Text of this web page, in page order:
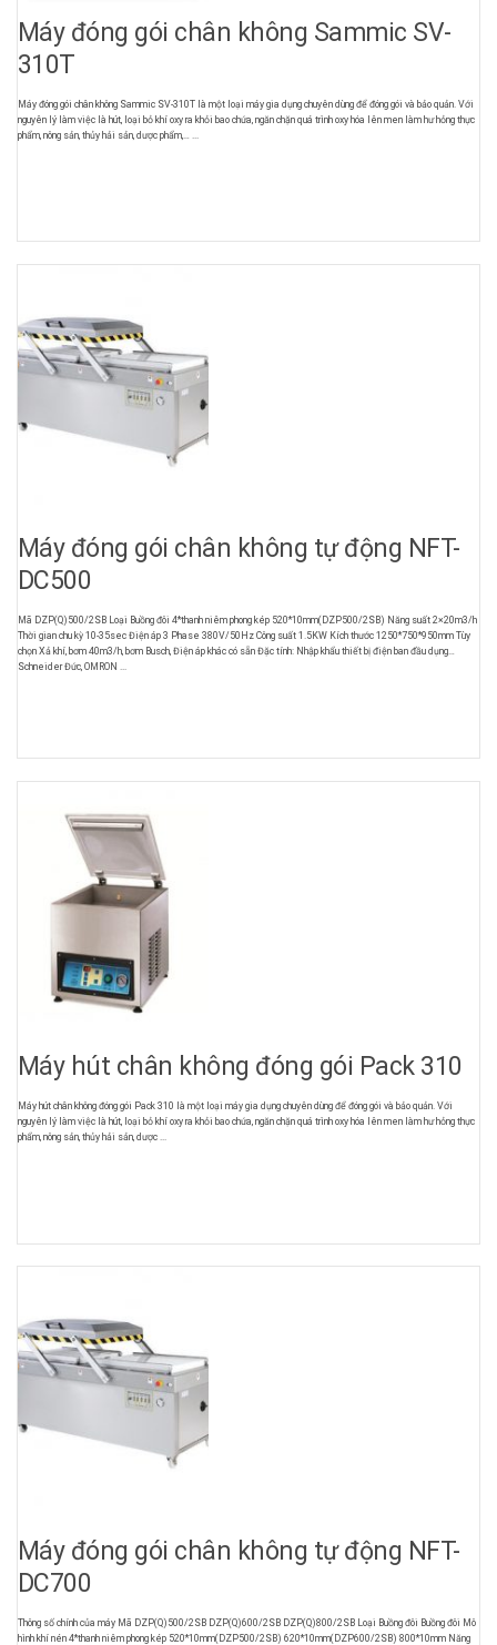
Máy đóng gói chân không Sammic SV-
310T
Máy đóng gói chân không Sammic SV-310T là một loại máy gia dụng chuyên dùng để đóng gói và bảo quản. Với
nguyên lý làm việc là hút, loại bỏ khí oxy ra khỏi bao chứa, ngăn chặn quá trình oxy hóa lên men làm hư hỏng thực
phẩm, nông sản, thủy hải sản, dược phẩm,… ...
Máy đóng gói chân không tự động NFT-
DC500
Mã DZP(Q)500/2SB Loại Buồng đôi 4*thanh niêm phong kép 520*10mm(DZP500/2SB) Năng suất 2×20m3/h
Thời gian chu kỳ 10-35sec Điện áp 3 Phase 380V/50Hz Công suất 1.5KW Kích thước 1250*750*950mm Tùy
chọn Xả khí, bơm 40m3/h, bơm Busch, Điện áp khác có sẵn Đặc tính: Nhập khẩu thiết bị điện ban đầu dụng
Schneider Đức, OMRON ...
Máy hút chân không đóng gói Pack 310
Máy hút chân không đóng gói Pack 310 là một loại máy gia dụng chuyên dùng để đóng gói và bảo quản. Với
nguyên lý làm việc là hút, loại bỏ khí oxy ra khỏi bao chứa, ngăn chặn quá trình oxy hóa lên men làm hư hỏng thực
phẩm, nông sản, thủy hải sản, dược ...
Máy đóng gói chân không tự động NFT-
DC700
Thông số chính của máy Mã DZP(Q)500/2SB DZP(Q)600/2SB DZP(Q)800/2SB Loại Buồng đôi Buồng đôi Mô
hình khí nén 4*thanh niêm phong kép 520*10mm(DZP500/2SB) 620*10mm(DZP600/2SB) 800*10mm Năng